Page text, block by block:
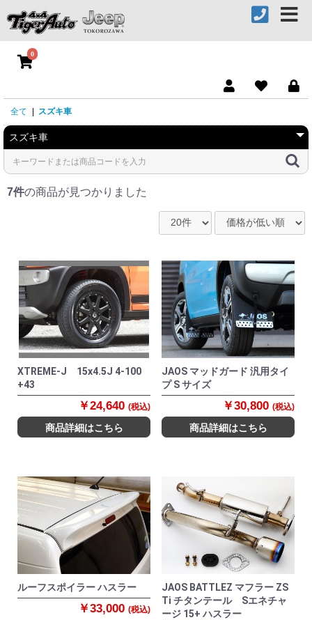
0
全て スズキ車
7件の商品が見つかりました
XTREME-J 15x4.5J 4-100
+43
￥24,640 (税込)
商品詳細はこちら
JAOS マッドガード 汎用タイ
プ S サイズ
￥30,800 (税込)
商品詳細はこちら
ルーフスポイラー ハスラー
￥33,000 (税込)
JAOS BATTLEZ マフラー ZS
Ti チタンテール Sエネチャ
ージ 15+ ハスラー